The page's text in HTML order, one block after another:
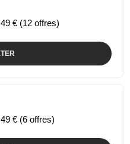
€ (12 offres)
€ (6 offres)